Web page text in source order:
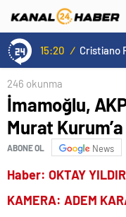
15:20 /
246 okunma
İmamoğlu,
Murat
ABONE OL News
Haber: OKTAY
KAMERA: ADEM